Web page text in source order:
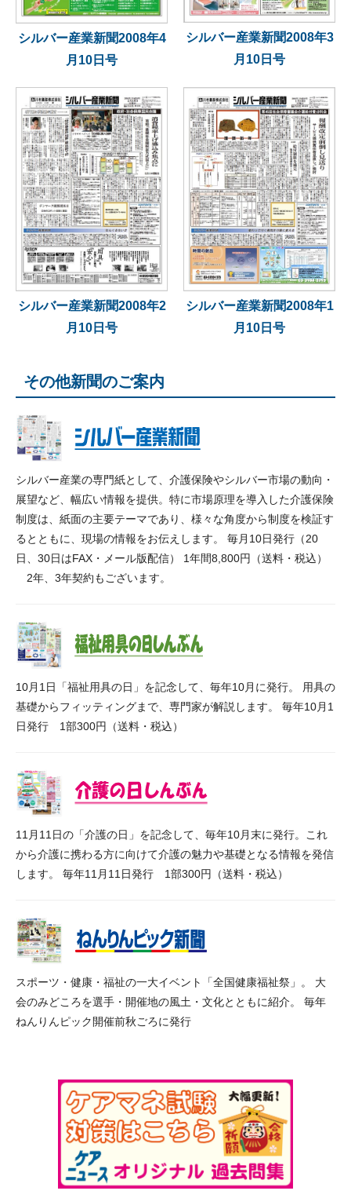
シルバー産業新聞2008年4
月10日号
シルバー産業新聞2008年3
月10日号
シルバー産業新聞2008年2
月10日号
シルバー産業新聞2008年1
月10日号
その他新聞のご案内
シルバー産業の専門紙として、介護保険やシルバー市場の動向・
展望など、幅広い情報を提供。特に市場原理を導入した介護保険
制度は、紙面の主要テーマであり、様々な角度から制度を検証す
るとともに、現場の情報をお伝えします。 毎月10日発行（20
日、30日はFAX・メール版配信） 1年間8,800円（送料・税込）
2年、3年契約もございます。
10月1日「福祉用具の日」を記念して、毎年10月に発行。 用具の
基礎からフィッティングまで、専門家が解説します。 毎年10月1
日発行 1部300円（送料・税込）
11月11日の「介護の日」を記念して、毎年10月末に発行。これ
から介護に携わる方に向けて介護の魅力や基礎となる情報を発信
します。 毎年11月11日発行 1部300円（送料・税込）
スポーツ・健康・福祉の一大イベント「全国健康福祉祭」。 大
会のみどころを選手・開催地の風土・文化とともに紹介。 毎年
ねんりんピック開催前秋ごろに発行